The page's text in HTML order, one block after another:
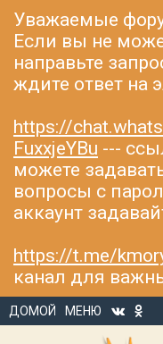
Уважаемые
Если вы не
направьте
ждите ответ на
https://
FuxxjeYBu ---
можете
вопросы с
аккаунт
https://t.me/
канал для
ДОМОЙ
МЕНЮ